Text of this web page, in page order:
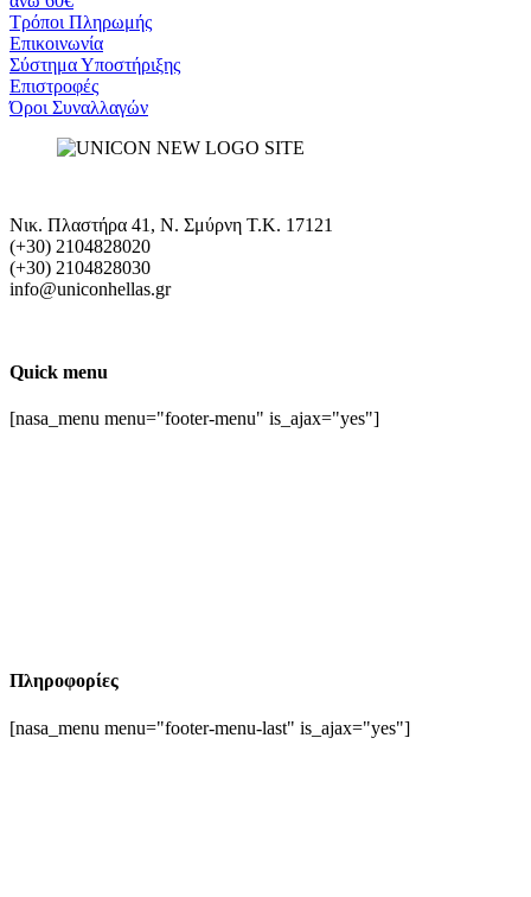
Τρόποι Πληρωμής
Eπικοινωνία
Σύστημα Υποστήριξης
Επιστροφές
Όροι Συναλλαγών
Νικ. Πλαστήρα 41, Ν. Σμύρνη T.K. 17121
(+30) 2104828020
(+30) 2104828030
info@uniconhellas.gr
Quick menu
[nasa_menu menu="footer-menu" is_ajax="yes"]
Πληροφορίες
[nasa_menu menu="footer-menu-last" is_ajax="yes"]